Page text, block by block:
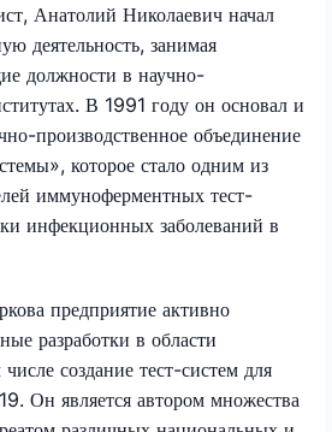
Анатолий Николаевич начал
деятельность, занимая
должности в научно-
В 1991 году он основал и
производственное объединение
которое стало одним из
иммуноферментных тест-
инфекционных заболеваний в
предприятие активно
разработки в области
создание тест-систем для
Он является автором множества